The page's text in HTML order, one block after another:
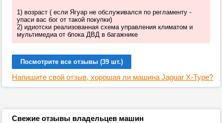
1) возраст ( если Ягуар не обслуживался по регламенту -
упаси вас бог от такой покупки)
2) идиотски реализованная схема управления климатом и
мультимедиа от блока ДВД в багажнике
Посмотрите все отзывы (39 шт.)
Напишите свой отзыв, хорошая ли машина Jaguar X-Type?
Свежие отзывы владельцев машин